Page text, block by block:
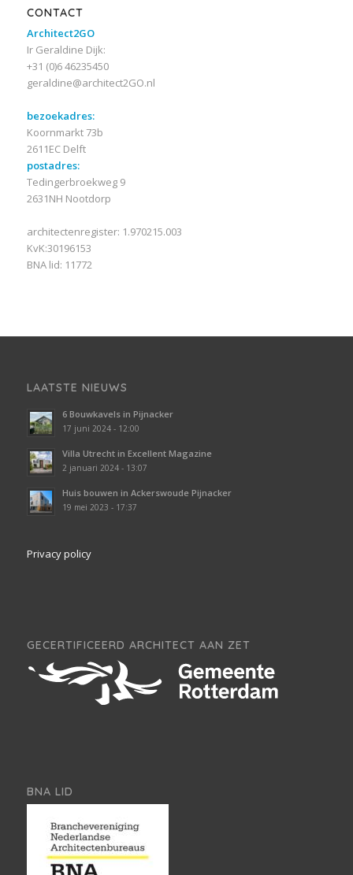
CONTACT
Architect2GO
Ir Geraldine Dijk:
+31 (0)6 46235450
geraldine@architect2GO.nl
bezoekadres:
Koornmarkt 73b
2611EC Delft
postadres:
Tedingerbroekweg 9
2631NH Nootdorp
architectenregister: 1.970215.003
KvK:30196153
BNA lid: 11772
LAATSTE NIEUWS
6 Bouwkavels in Pijnacker
17 juni 2024 - 12:00
Villa Utrecht in Excellent Magazine
2 januari 2024 - 13:07
Huis bouwen in Ackerswoude Pijnacker
19 mei 2023 - 17:37
Privacy policy
GECERTIFICEERD ARCHITECT AAN ZET
BNA LID